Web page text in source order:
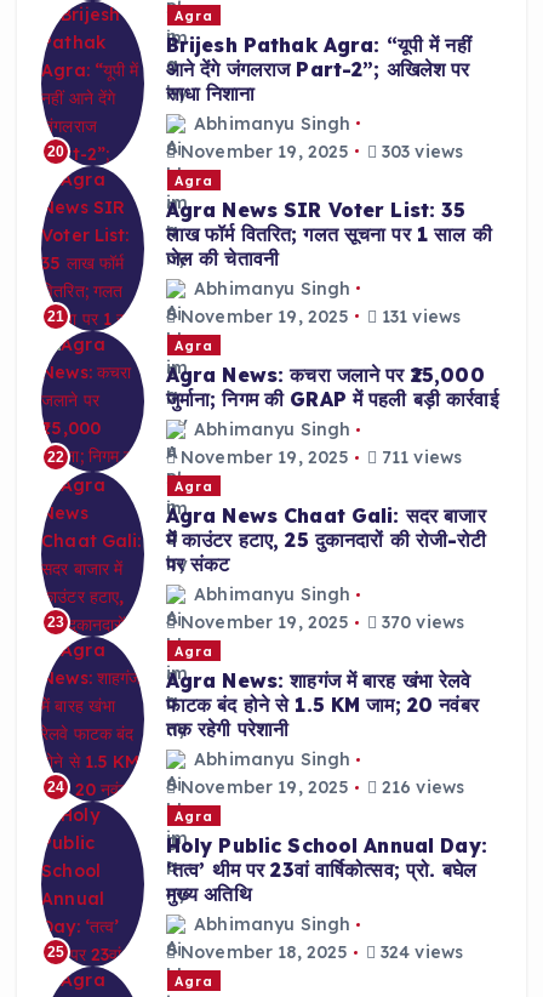
20
Agra
Brijesh Pathak Agra: “यूपी में नहीं
आने देंगे जंगलराज Part-2”; अखिलेश पर
साधा निशाना
Abhimanyu Singh
November 19, 2025
303 views
21
Agra
Agra News SIR Voter List: 35
लाख फॉर्म वितरित; गलत सूचना पर 1 साल की
जेल की चेतावनी
Abhimanyu Singh
November 19, 2025
131 views
22
Agra
Agra News: कचरा जलाने पर ₹25,000
जुर्माना; निगम की GRAP में पहली बड़ी कार्रवाई
Abhimanyu Singh
November 19, 2025
711 views
23
Agra
Agra News Chaat Gali: सदर बाजार
में काउंटर हटाए, 25 दुकानदारों की रोजी-रोटी
पर संकट
Abhimanyu Singh
November 19, 2025
370 views
24
Agra
Agra News: शाहगंज में बारह खंभा रेलवे
फाटक बंद होने से 1.5 KM जाम; 20 नवंबर
तक रहेगी परेशानी
Abhimanyu Singh
November 19, 2025
216 views
25
Agra
Holy Public School Annual Day:
‘तत्व’ थीम पर 23वां वार्षिकोत्सव; प्रो. बघेल
मुख्य अतिथि
Abhimanyu Singh
November 18, 2025
324 views
Agra